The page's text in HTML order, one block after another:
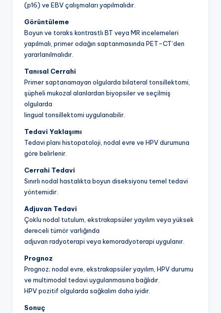
(p16) ve EBV çalışmaları yapılmalıdır.
Görüntüleme
Boyun ve toraks kontrastlı BT veya MR incelemeleri
yapılmalı, primer odağın saptanmasında PET-CT’den
yararlanılmalıdır.
Tanısal Cerrahi
Primer saptanamayan olgularda bilateral tonsillektomi,
şüpheli mukozal alanlardan biyopsiler ve seçilmiş
olgularda
lingual tonsillektomi uygulanabilir.
Tedavi Yaklaşımı
Tedavi planı histopatoloji, nodal evre ve HPV durumuna
göre belirlenir.
Cerrahi Tedavi
Sınırlı nodal hastalıkta boyun diseksiyonu temel tedavi
yöntemidir.
Adjuvan Tedavi
Çoklu nodal tutulum, ekstrakapsüler yayılım veya yüksek
dereceli tümör varlığında
adjuvan radyoterapi veya kemoradyoterapi uygulanır.
Prognoz
Prognoz; nodal evre, ekstrakapsüler yayılım, HPV durumu
ve multimodal tedavi uygulanmasına bağlıdır.
HPV pozitif olgularda sağkalım daha iyidir.
Sonuç